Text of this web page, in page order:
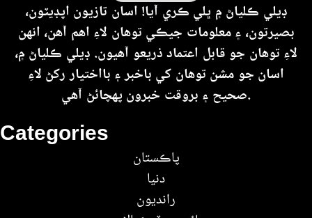
Categories
پاڪستان
دنيا
رانديون
ڊيلي ڪلياڻ ۾ ڀلي ڪري آيا! اسان تازيون اپڊيٽون،
بصيرتون، ۽ معلومات جيڪي توهان لاءِ اهم آهن، انهن
لاءِ توهان جو قابل اعتماد ذريعو آهيون. ڊيلي ڪلياڻ ۾،
اسان جو مشن توهان کي باخبر ۽ بااختيار رکڻ لاءِ
صحيح ۽ بروقت خبرون پهچائڻ آهي.